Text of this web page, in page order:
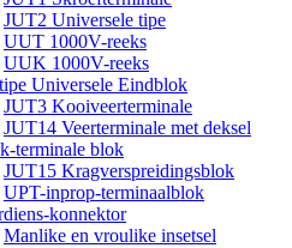
JUT2 Universele tipe
UUT 1000V-reeks
UUK 1000V-reeks
Universele Eindblok
JUT3 Kooiveerterminale
JUT14 Veerterminale met deksel
terminale blok
JUT15 Kragverspreidingsblok
UPT-inprop-terminaalblok
konnektor
Manlike en vroulike insetsel